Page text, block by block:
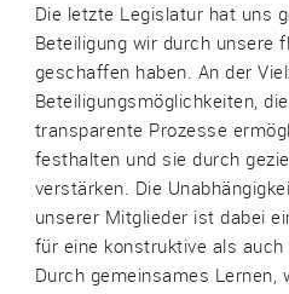
Die letzte Legislatur hat uns
Beteiligung wir durch unsere
geschaffen haben. An der
Beteiligungsmöglichkeiten,
transparente Prozesse
festhalten und sie durch
verstärken. Die
unserer Mitglieder ist dabei
für eine konstruktive als
Durch gemeinsames Lernen,